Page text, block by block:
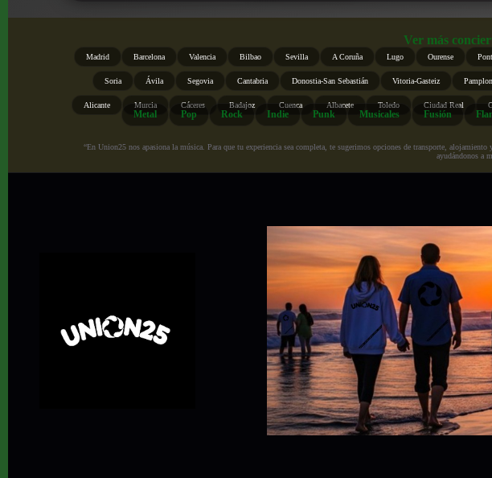
Ver más
Madrid Barcelona Valencia Bilbao Sevilla A Coruña Lugo Ourense
Soria Ávila Segovia Cantabria Donostia-San Sebastián Vitoria-Gasteiz
Alicante Murcia Cáceres Badajoz Cuenca Albacete Toledo Ciudad Real
Metal Pop Rock Indie Punk Musicales Fusión
“En Union25 nos apasiona la música. Para que tu experiencia sea completa, te sugerimos opciones de transporte,
ayudándonos a